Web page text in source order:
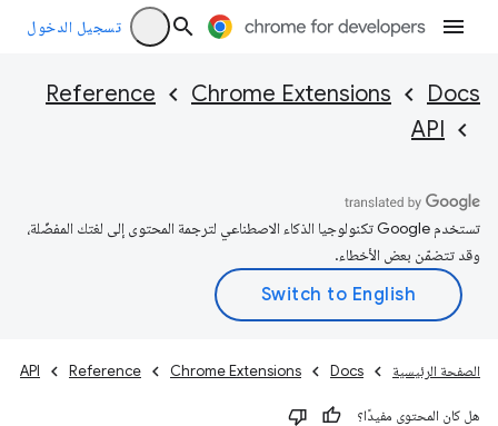
تسجيل الدخول
Docs
Chrome Extensions
Reference
API
تستخدم Google تكنولوجيا الذكاء الاصطناعي لترجمة المحتوى إلى لغتك المفضّلة،
وقد تتضمّن بعض الأخطاء.
الصفحة الرئيسية Docs
Chrome Extensions
Reference
API
هل كان المحتوى مفيدًا؟